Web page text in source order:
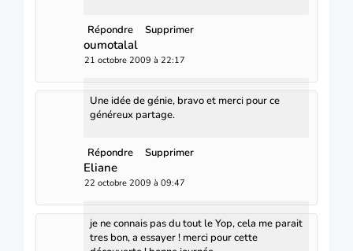
Répondre Supprimer
oumotalal
21 octobre 2009 à 22:17
Une idée de génie, bravo et merci pour ce
généreux partage.
Répondre Supprimer
Eliane
22 octobre 2009 à 09:47
je ne connais pas du tout le Yop, cela me parait
tres bon, a essayer ! merci pour cette